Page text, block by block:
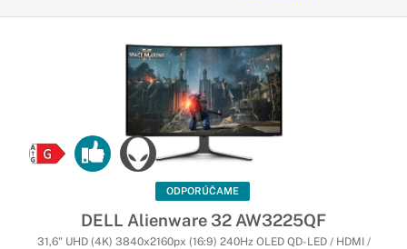
ODPORÚČAME
DELL Alienware 32 AW3225QF
31,6" UHD (4K) 3840x2160px (16:9) 240Hz OLED QD-LED / HDMI /